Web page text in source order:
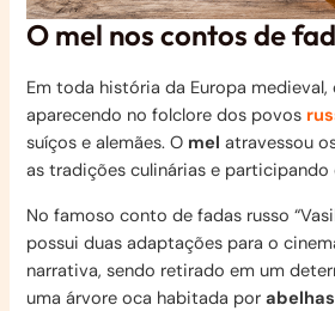
O mel nos contos de
Em toda história da Europa medieval,
aparecendo no folclore dos povos
suíços e alemães. O mel atravessou
as tradições culinárias e participando
No famoso conto de fadas russo
possui duas adaptações para o
narrativa, sendo retirado em um
uma árvore oca habitada porabelhas